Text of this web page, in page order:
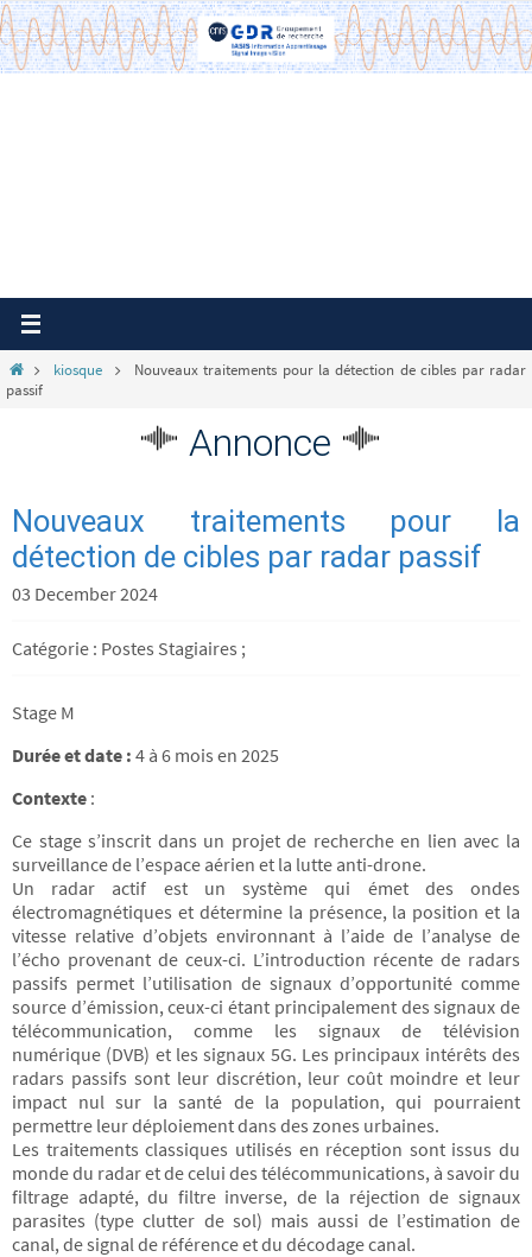
Passer
vers
le
Homekiosque
Nouveaux traitements pour la détection de cibles par radar
passif
Annonce
Nouveaux traitements pour la
détection de cibles par radar passif
03 December 2024
Catégorie : Postes Stagiaires ;
Stage M
Durée et date : 4 à 6 mois en 2025
Contexte :
Ce stage s’inscrit dans un projet de recherche en lien avec la
surveillance de l’espace aérien et la lutte anti-drone.
Un radar actif est un système qui émet des ondes
électromagnétiques et détermine la présence, la position et la
vitesse relative d’objets environnant à l’aide de l’analyse de
l’écho provenant de ceux-ci. L’introduction récente de radars
passifs permet l’utilisation de signaux d’opportunité comme
source d’émission, ceux-ci étant principalement des signaux de
télécommunication, comme les signaux de télévision
numérique (DVB) et les signaux 5G. Les principaux intérêts des
radars passifs sont leur discrétion, leur coût moindre et leur
impact nul sur la santé de la population, qui pourraient
permettre leur déploiement dans des zones urbaines.
Les traitements classiques utilisés en réception sont issus du
monde du radar et de celui des télécommunications, à savoir du
filtrage adapté, du filtre inverse, de la réjection de signaux
parasites (type clutter de sol) mais aussi de l’estimation de
canal, de signal de référence et du décodage canal.